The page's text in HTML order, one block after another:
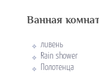
Ванная
ливень
Rain shower
Полотенца